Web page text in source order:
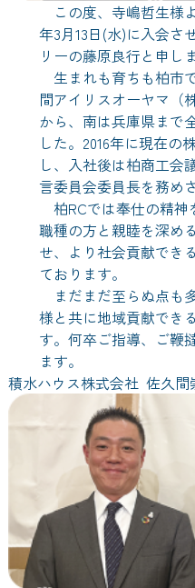
この度、寺嶋哲生様
年3月13日(水)に入会さ
リーの藤原良行と申し
生まれも育ちも柏市
間アイリスオーヤマ（
から、南は兵庫県まで
した。2016年に現在の
し、入社後は柏商工会
言委員会委員長を務め
柏RCでは奉仕の精神
職種の方と親睦を深め
せ、より社会貢献でき
ております。
まだまだ至らぬ点も
様と共に地域貢献でき
す。何卒ご指導、ご鞭
ます。
積水ハウス株式会社 佐久間